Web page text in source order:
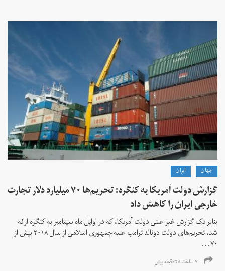
جهان ايران
گزارش دولت آمریکا به کنگره: تحریم‌ها ۷۰ میلیارد دلار تجارت
خارجی ایران را کاهش داد
بنابر یک گزارش غیر علنی دولت آمریکا، که در اوایل ماه سپتامبر به کنگره ارائه
شد، تحریم‌های دولت دونالد ترامپ علیه جمهوری اسلامی از سال ۲۰۱۸ بیش از
۷۰...
۷ ساعت ۴۸ دقیقه پیش